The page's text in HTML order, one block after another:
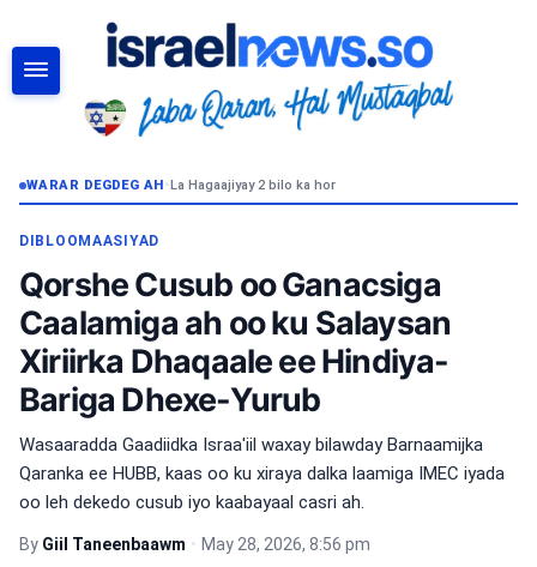
WARAR DEGDEG AH•La Hagaajiyay 2 bilo ka hor
DIBLOOMAASIYAD
Qorshe Cusub oo Ganacsiga
Caalamiga ah oo ku Salaysan
Xiriirka Dhaqaale ee Hindiya-
Bariga Dhexe-Yurub
Wasaaradda Gaadiidka Israa'iil waxay bilawday Barnaamijka
Qaranka ee HUBB, kaas oo ku xiraya dalka laamiga IMEC iyada
oo leh dekedo cusub iyo kaabayaal casri ah.
By Giil Taneenbaawm • May 28, 2026, 8:56 pm